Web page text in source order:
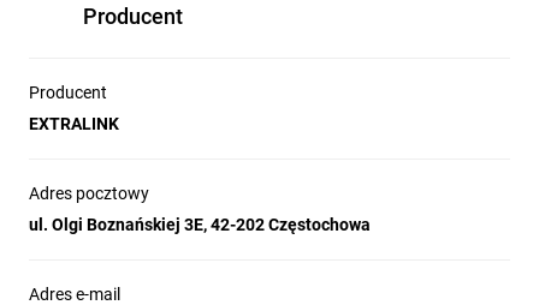
Producent
Producent
EXTRALINK
Adres pocztowy
ul. Olgi Boznańskiej 3E, 42-202 Częstochowa
Adres e-mail